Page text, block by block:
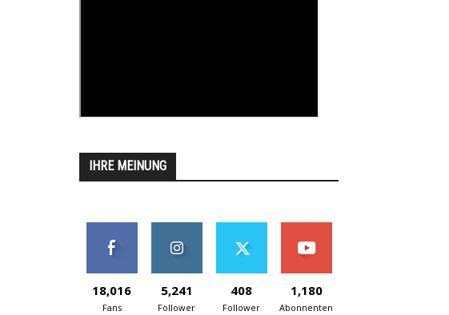
IHRE MEINUNG
18,016
Fans
5,241
Follower
408
Follower
1,180
Abonnenten